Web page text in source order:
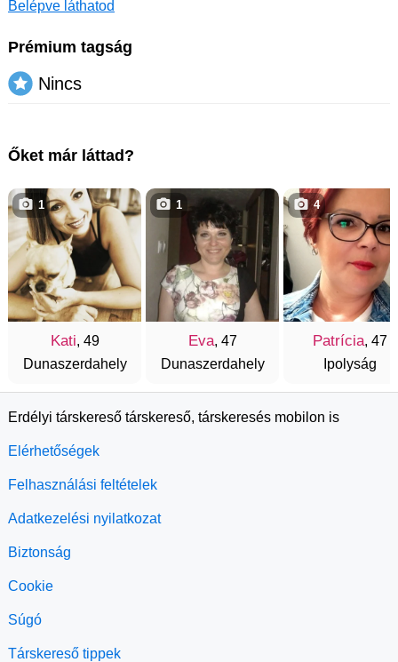
Belépve láthatod
Prémium tagság
Nincs
Őket már láttad?
Kati, 49
Dunaszerdahely
1
Eva, 47
Dunaszerdahely
1
Patrícia, 47
Ipolyság
4
Erdélyi társkereső társkereső, társkeresés mobilon is
Elérhetőségek
Felhasználási feltételek
Adatkezelési nyilatkozat
Biztonság
Cookie
Súgó
Társkereső tippek